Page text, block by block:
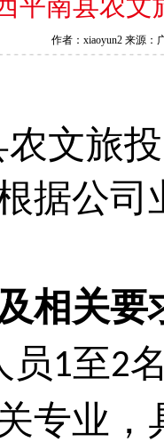
作者：xiaoyun2 来源：
农文旅
据公
相关要
员 1至2
专业